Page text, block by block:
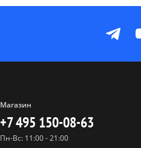
Магазин
+7 495 150-08-63
Пн-Вс: 11:00 - 21:00